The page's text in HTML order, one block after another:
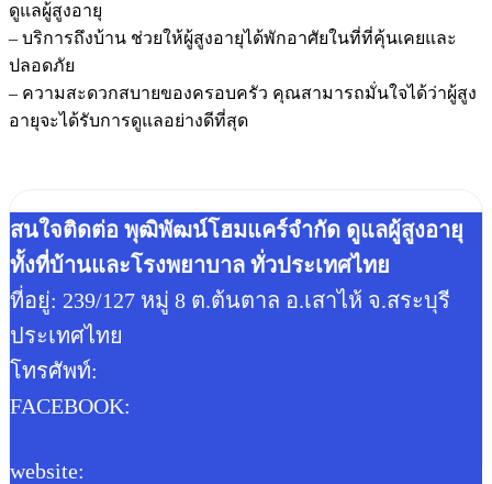
ดูแลผู้สูงอายุ
– บริการถึงบ้าน ช่วยให้ผู้สูงอายุได้พักอาศัยในที่ที่คุ้นเคยและ
ปลอดภัย
– ความสะดวกสบายของครอบครัว คุณสามารถมั่นใจได้ว่าผู้สูง
อายุจะได้รับการดูแลอย่างดีที่สุด
สนใจติดต่อ พุฒิพัฒน์โฮมแคร์จำกัด ดูแลผู้สูงอายุ
ทั้งที่บ้านและโรงพยาบาล ทั่วประเทศไทย
ที่อยู่: 239/127 หมู่ 8 ต.ต้นตาล อ.เสาไห้ จ.สระบุรี
ประเทศไทย
โทรศัพท์:
FACEBOOK:
website: